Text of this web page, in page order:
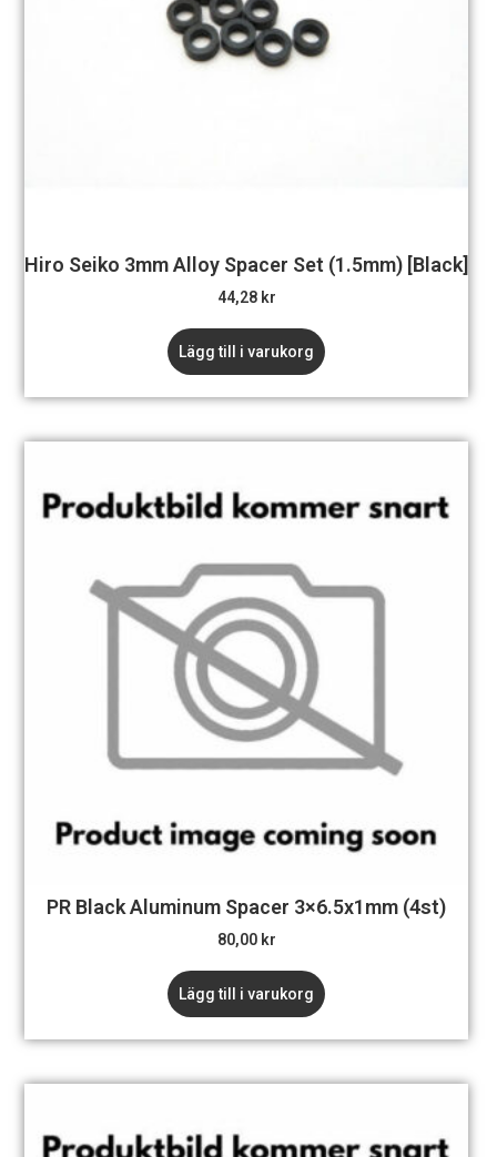
Hiro Seiko 3mm Alloy Spacer Set (1.5mm) [Black]
44,28 kr
Lägg till i varukorg
PR Black Aluminum Spacer 3×6.5x1mm (4st)
80,00 kr
Lägg till i varukorg